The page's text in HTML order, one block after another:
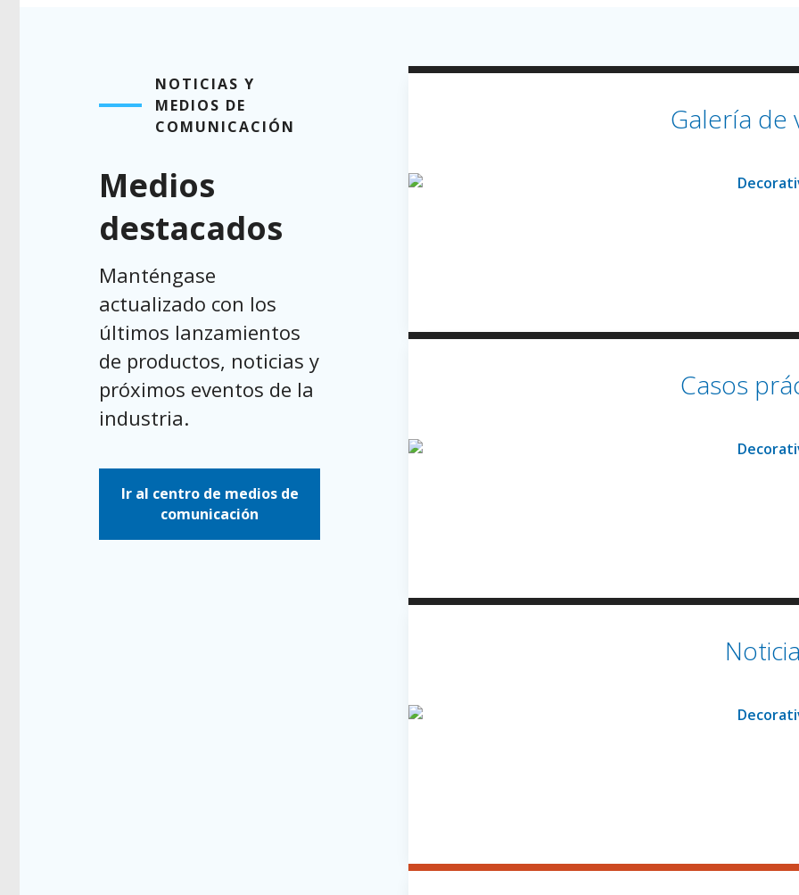
NOTICIAS Y
MEDIOS DE
COMUNICACIÓN
Medios
destacados
Manténgase
actualizado con los
últimos lanzamientos
de productos, noticias y
próximos eventos de la
industria.
Ir al centro de medios de
comunicación
Galería de
Casos